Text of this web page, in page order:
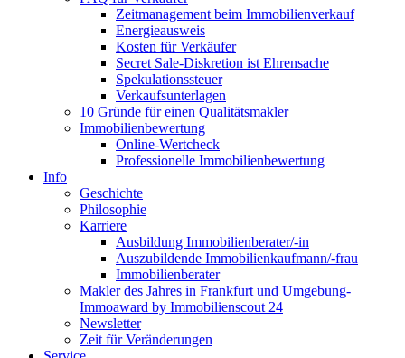
Zeitmanagement beim Immobilienverkauf
Energieausweis
Kosten für Verkäufer
Secret Sale-Diskretion ist Ehrensache
Spekulationssteuer
Verkaufsunterlagen
10 Gründe für einen Qualitätsmakler
Immobilienbewertung
Online-Wertcheck
Professionelle Immobilienbewertung
Info
Geschichte
Philosophie
Karriere
Ausbildung Immobilienberater/-in
Auszubildende Immobilienkaufmann/-frau
Immobilienberater
Makler des Jahres in Frankfurt und Umgebung-
Immoaward by Immobilienscout 24
Newsletter
Zeit für Veränderungen